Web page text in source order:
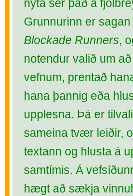
nýta sér það á
Grunnurinn er sagan
Blockade Runners,
notendur valið um
vefnum, prentað
hana þannig eða
upplesna. Þá er
sameina tvær leiðir,
textann og hlusta á
samtímis. Á
hægt að sækja